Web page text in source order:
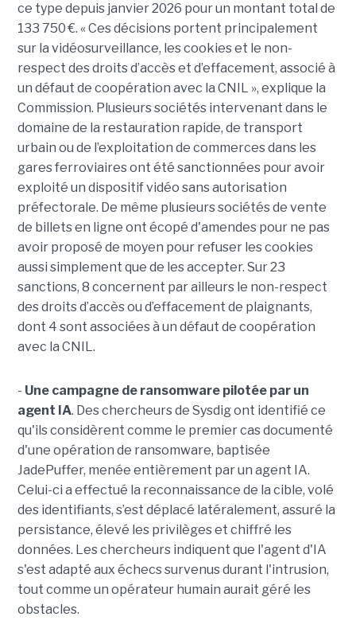
ce type depuis janvier 2026 pour un montant total de
133 750 €. « Ces décisions portent principalement
sur la vidéosurveillance, les cookies et le non-
respect des droits d’accès et d’effacement, associé à
un défaut de coopération avec la CNIL », explique la
Commission. Plusieurs sociétés intervenant dans le
domaine de la restauration rapide, de transport
urbain ou de l’exploitation de commerces dans les
gares ferroviaires ont été sanctionnées pour avoir
exploité un dispositif vidéo sans autorisation
préfectorale. De même plusieurs sociétés de vente
de billets en ligne ont écopé d'amendes pour ne pas
avoir proposé de moyen pour refuser les cookies
aussi simplement que de les accepter. Sur 23
sanctions, 8 concernent par ailleurs le non-respect
des droits d’accès ou d’effacement de plaignants,
dont 4 sont associées à un défaut de coopération
avec la CNIL.
- Une campagne de ransomware pilotée par un
agent IA. Des chercheurs de Sysdig ont identifié ce
qu'ils considèrent comme le premier cas documenté
d'une opération de ransomware, baptisée
JadePuffer, menée entièrement par un agent IA.
Celui-ci a effectué la reconnaissance de la cible, volé
des identifiants, s’est déplacé latéralement, assuré la
persistance, élevé les privilèges et chiffré les
données. Les chercheurs indiquent que l'agent d'IA
s'est adapté aux échecs survenus durant l'intrusion,
tout comme un opérateur humain aurait géré les
obstacles.